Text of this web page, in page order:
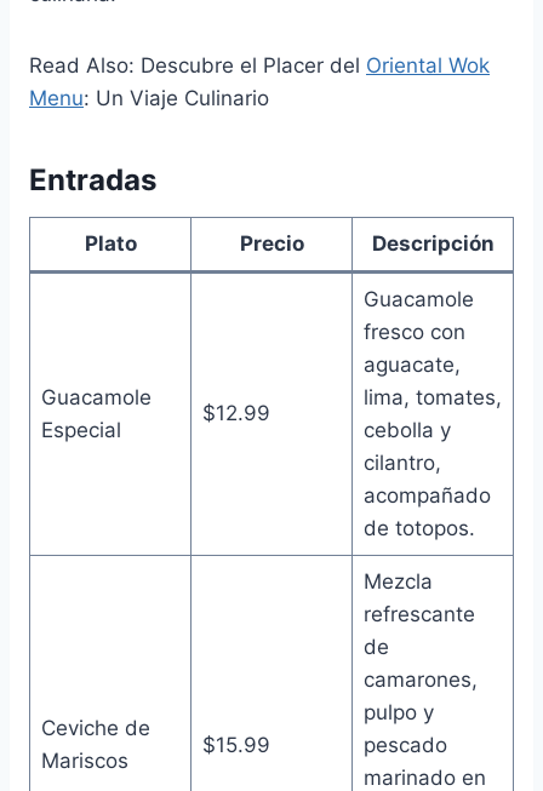
Read Also: Descubre el Placer del Oriental Wok
Menu: Un Viaje Culinario
Entradas
Plato Precio Descripción
Guacamole
Especial
$12.99
Guacamole
fresco con
aguacate,
lima, tomates,
cebolla y
cilantro,
acompañado
de totopos.
Ceviche de
Mariscos
$15.99
Mezcla
refrescante
de
camarones,
pulpo y
pescado
marinado en